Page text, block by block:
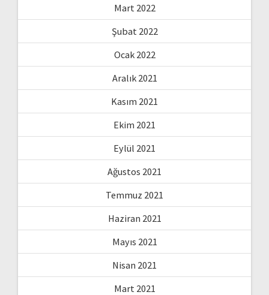
Mart 2022
Şubat 2022
Ocak 2022
Aralık 2021
Kasım 2021
Ekim 2021
Eylül 2021
Ağustos 2021
Temmuz 2021
Haziran 2021
Mayıs 2021
Nisan 2021
Mart 2021